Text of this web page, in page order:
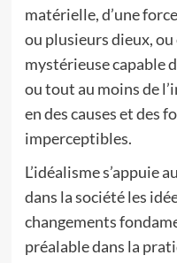
matérielle, d’une
ou plusieurs dieux,
mystérieuse capable
ou tout au moins de
en des causes et des
imperceptibles.
L’idéalisme s’appuie
dans la société les
changements
préalable dans la